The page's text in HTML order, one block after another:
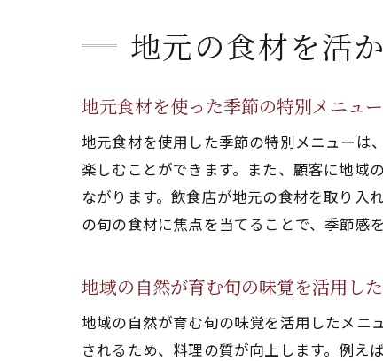
地元の食材を活
地元食材を使った季節の特別メニュ
地元食材を使用した季節の特別メニューは
楽しむことができます。また、顧客に地域
ながります。飲食店が地元の食材を取り入
の旬の食材に焦点を当てることで、季節感
地域の自然が育む旬の味覚を活用し
地域の自然が育む旬の味覚を活用したメニ
されるため、料理の質が向上します。例え